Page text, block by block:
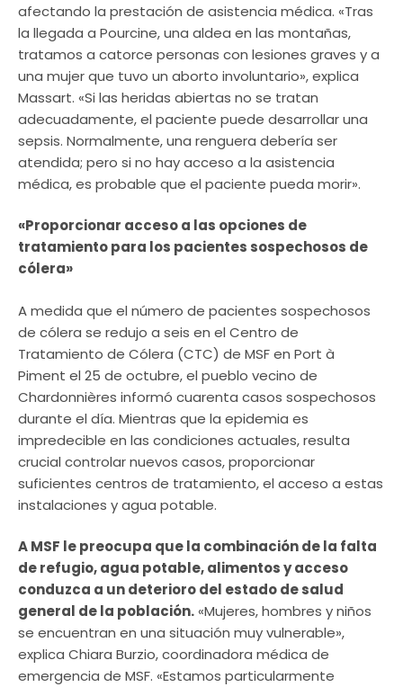
afectando la prestación de asistencia médica. «Tras
la llegada a Pourcine, una aldea en las montañas,
tratamos a catorce personas con lesiones graves y a
una mujer que tuvo un aborto involuntario», explica
Massart. «Si las heridas abiertas no se tratan
adecuadamente, el paciente puede desarrollar una
sepsis. Normalmente, una renguera debería ser
atendida; pero si no hay acceso a la asistencia
médica, es probable que el paciente pueda morir».
«Proporcionar acceso a las opciones de
tratamiento para los pacientes sospechosos de
cólera»
A medida que el número de pacientes sospechosos
de cólera se redujo a seis en el Centro de
Tratamiento de Cólera (CTC) de MSF en Port à
Piment el 25 de octubre, el pueblo vecino de
Chardonnières informó cuarenta casos sospechosos
durante el día. Mientras que la epidemia es
impredecible en las condiciones actuales, resulta
crucial controlar nuevos casos, proporcionar
suficientes centros de tratamiento, el acceso a estas
instalaciones y agua potable.
A MSF le preocupa que la combinación de la falta
de refugio, agua potable, alimentos y acceso
conduzca a un deterioro del estado de salud
general de la población.«Mujeres, hombres y niños
se encuentran en una situación muy vulnerable»,
explica Chiara Burzio, coordinadora médica de
emergencia de MSF. «Estamos particularmente